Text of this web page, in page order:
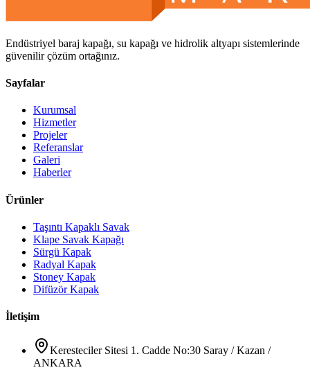
Endüstriyel baraj kapağı, su kapağı ve hidrolik altyapı sistemlerinde
güvenilir çözüm ortağınız.
Sayfalar
Kurumsal
Hizmetler
Projeler
Referanslar
Galeri
Haberler
Ürünler
Taşıntı Kapaklı Savak
Klape Savak Kapağı
Sürgü Kapak
Radyal Kapak
Stoney Kapak
Difüzör Kapak
İletişim
Keresteciler Sitesi 1. Cadde No:30 Saray / Kazan /
ANKARA